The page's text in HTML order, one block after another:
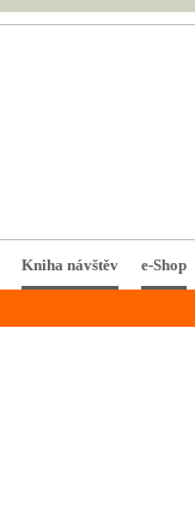
Kniha návštěv e-Shop